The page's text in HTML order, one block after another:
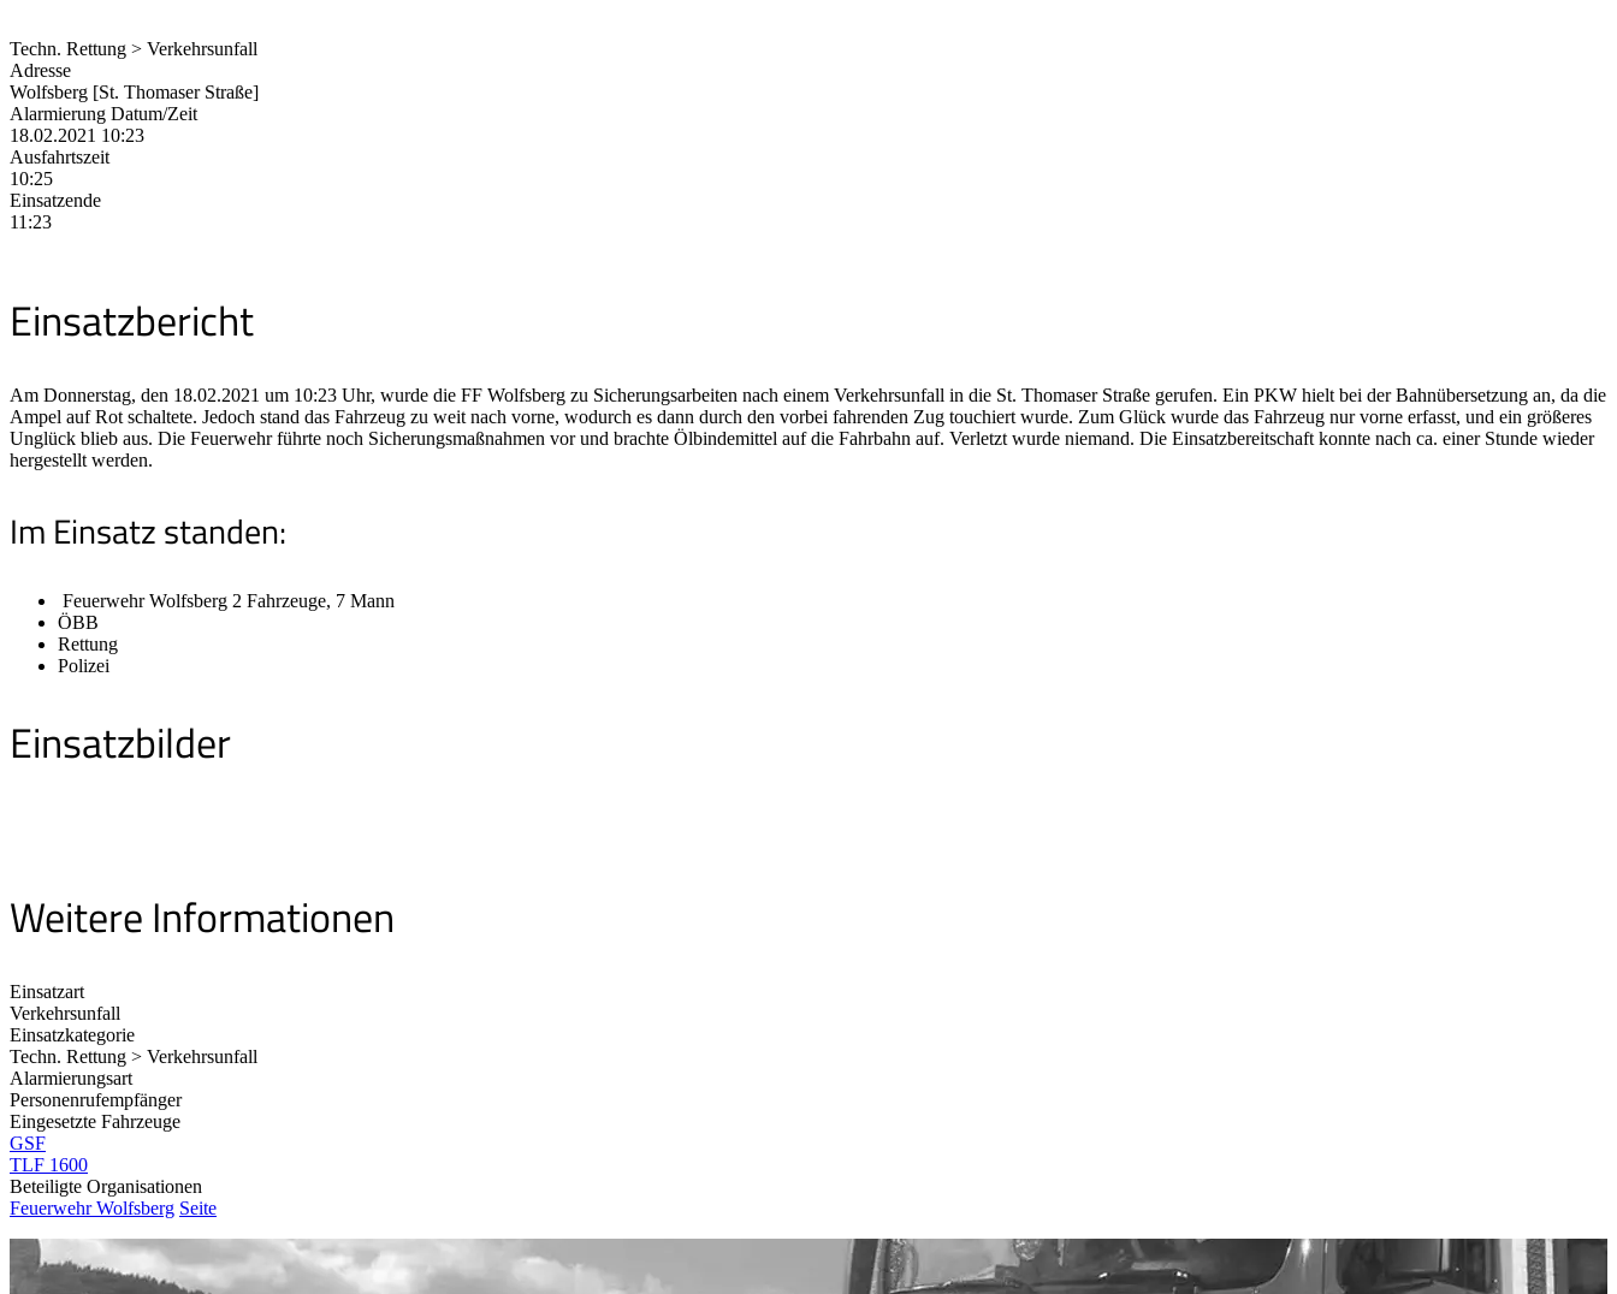
Techn. Rettung > Verkehrsunfall
Adresse
Wolfsberg [St. Thomaser Straße]
Alarmierung Datum/Zeit
18.02.2021 10:23
Ausfahrtszeit
10:25
Einsatzende
11:23
Einsatzbericht
Am Donnerstag, den 18.02.2021 um 10:23 Uhr, wurde die FF Wolfsberg zu Sicherungsarbeiten nach einem Verkehrsunfall in die St. Thomaser Straße gerufen. Ein PKW hielt bei der Bahnübersetzung an, da die
Ampel auf Rot schaltete. Jedoch stand das Fahrzeug zu weit nach vorne, wodurch es dann durch den vorbei fahrenden Zug touchiert wurde. Zum Glück wurde das Fahrzeug nur vorne erfasst, und ein größeres
Unglück blieb aus. Die Feuerwehr führte noch Sicherungsmaßnahmen vor und brachte Ölbindemittel auf die Fahrbahn auf. Verletzt wurde niemand. Die Einsatzbereitschaft konnte nach ca. einer Stunde wieder
hergestellt werden.
Im Einsatz standen:
Feuerwehr Wolfsberg 2 Fahrzeuge, 7 Mann
ÖBB
Rettung
Polizei
Einsatzbilder
Weitere Informationen
Einsatzart
Verkehrsunfall
Einsatzkategorie
Techn. Rettung > Verkehrsunfall
Alarmierungsart
Personenrufempfänger
Eingesetzte Fahrzeuge
GSF
TLF 1600
Beteiligte Organisationen
Feuerwehr Wolfsberg Seite